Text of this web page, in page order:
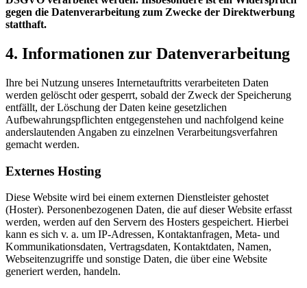
gegen die Datenverarbeitung zum Zwecke der Direktwerbung
statthaft.
4. Informationen zur Datenverarbeitung
Ihre bei Nutzung unseres Internetauftritts verarbeiteten Daten
werden gelöscht oder gesperrt, sobald der Zweck der Speicherung
entfällt, der Löschung der Daten keine gesetzlichen
Aufbewahrungspflichten entgegenstehen und nachfolgend keine
anderslautenden Angaben zu einzelnen Verarbeitungsverfahren
gemacht werden.
Externes Hosting
Diese Website wird bei einem externen Dienstleister gehostet
(Hoster). Personenbezogenen Daten, die auf dieser Website erfasst
werden, werden auf den Servern des Hosters gespeichert. Hierbei
kann es sich v. a. um IP-Adressen, Kontaktanfragen, Meta- und
Kommunikationsdaten, Vertragsdaten, Kontaktdaten, Namen,
Webseitenzugriffe und sonstige Daten, die über eine Website
generiert werden, handeln.